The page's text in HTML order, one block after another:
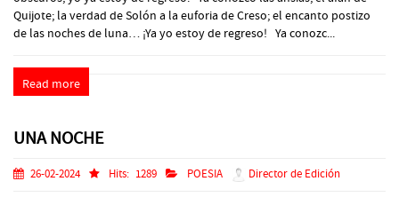
Quijote; la verdad de Solón a la euforia de Creso; el encanto postizo
de las noches de luna… ¡Ya yo estoy de regreso! Ya conozc...
Read more
UNA NOCHE
26-02-2024 Hits: 1289 POESIA Director de Edición